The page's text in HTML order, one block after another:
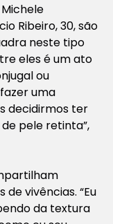
Ribeiro, 30, são
neste tipo
eles é um ato
ou
uma
decidirmos ter
pele retinta”,
vivências. “Eu
da textura